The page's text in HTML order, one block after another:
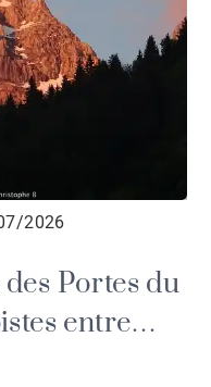
2026
Portes du
entre